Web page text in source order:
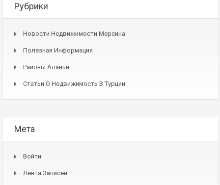
Рубрики
Новости Недвижимости Мерсина
Полезная Информация
Районы Аланьи
Статьи О Недвижимость В Турции
Мета
Войти
Лента Записей